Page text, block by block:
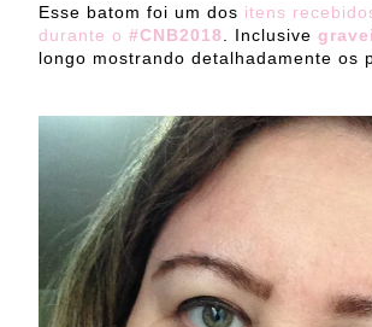
Esse batom foi um dos itens
durante o #CNB2018. Inclusive
longo mostrando detalhadamente os